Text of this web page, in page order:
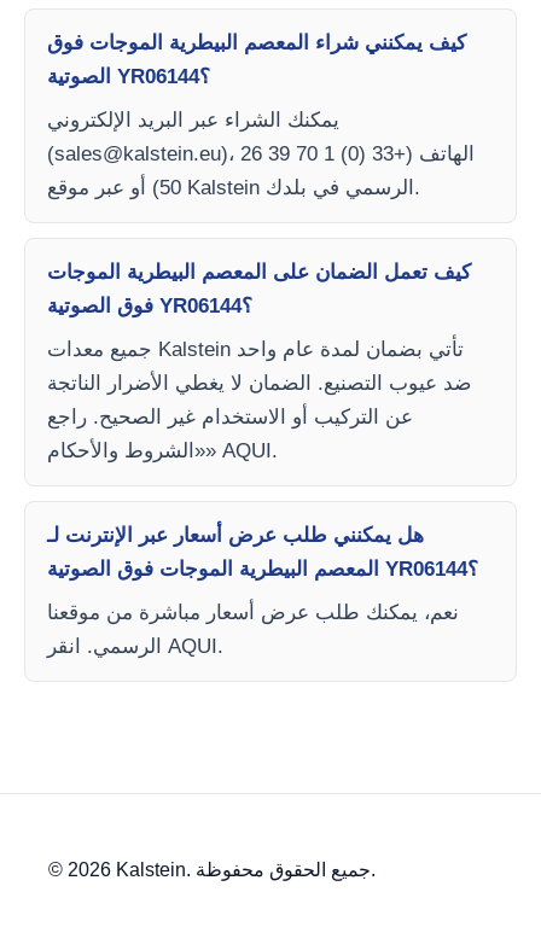
كيف يمكنني شراء المعصم البيطرية الموجات فوق
الصوتية YR06144؟
يمكنك الشراء عبر البريد الإلكتروني
(sales@kalstein.eu)، الهاتف (+33 (0) 1 70 39 26
50) أو عبر موقع Kalstein الرسمي في بلدك.
كيف تعمل الضمان على المعصم البيطرية الموجات
فوق الصوتية YR06144؟
جميع معدات Kalstein تأتي بضمان لمدة عام واحد
ضد عيوب التصنيع. الضمان لا يغطي الأضرار الناتجة
عن التركيب أو الاستخدام غير الصحيح. راجع
«الشروط والأحكام» AQUI.
هل يمكنني طلب عرض أسعار عبر الإنترنت لـ
المعصم البيطرية الموجات فوق الصوتية YR06144؟
نعم، يمكنك طلب عرض أسعار مباشرة من موقعنا
الرسمي. انقر AQUI.
© 2026 Kalstein. جميع الحقوق محفوظة.